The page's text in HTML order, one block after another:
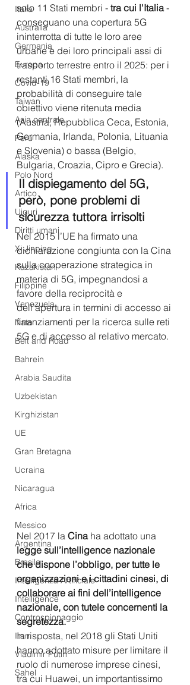
Italia
Australia
Germania
Europa
Covid-19
Taiwan
Asia centrale
Perù
Alaska
Polo Nord
Artico
Uiguri
Diritti umani
Xi Jinping
Kazakistan
Filippine
Venezuela
Nato
Belt and Road
Bahrein
Arabia Saudita
Uzbekistan
Kirghizistan
UE
Gran Bretagna
Ucraina
Nicaragua
Africa
Messico
Argentina
Brasile
Intelligenza Artificiale
Intelligence
Controspionaggio
Iran
Vladimir Putin
Sahel
solo 11 Stati membri - tra cui l'Italia -
conseguano una copertura 5G
ininterrotta di tutte le loro aree
urbane e dei loro principali assi di
trasporto terrestre entro il 2025: per i
restanti 16 Stati membri, la
probabilità di conseguire tale
obiettivo viene ritenuta media
(Austria, Repubblica Ceca, Estonia,
Germania, Irlanda, Polonia, Lituania
e Slovenia) o bassa (Belgio,
Bulgaria, Croazia, Cipro e Grecia).
Il dispiegamento del 5G,
però, pone problemi di
sicurezza tuttora irrisolti
Nel 2015 l’UE ha firmato una
dichiarazione congiunta con la Cina
sulla cooperazione strategica in
materia di 5G, impegnandosi a
favore della reciprocità e
dell’apertura in termini di accesso ai
finanziamenti per la ricerca sulle reti
5G e di accesso al relativo mercato.
Nel 2017 la Cina ha adottato una
legge sull’intelligence nazionale
che dispone l’obbligo, per tutte le
organizzazioni e i cittadini cinesi, di
collaborare ai fini dell’intelligence
nazionale, con tutele concernenti la
segretezza.
In risposta, nel 2018 gli Stati Uniti
hanno adottato misure per limitare il
ruolo di numerose imprese cinesi,
tra cui Huawei, un importantissimo